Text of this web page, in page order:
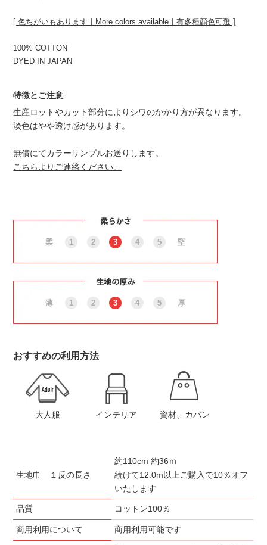
[ 色ちがいもあります｜More colors available｜有多種顏色可選 ]
100% COTTON
DYED IN JAPAN
特徴とご注意
生産ロットやカット部分によりシワのかかり方が異なります。
淡色はやや透け感があります。
無償にてカラーサンプルお送りします。
こちらよりご連絡ください。
柔 1 2 3 4 5 堅
薄 1 2 3 4 5 厚
おすすめの利用方法
大人服 インテリア 資材、カバン
生地巾 １反の長さ
約110cm 約36ｍ
続けて12.0m以上ご購入で10％オフ
いたします
品質 コットン100％
商用利用について 商用利用可能です